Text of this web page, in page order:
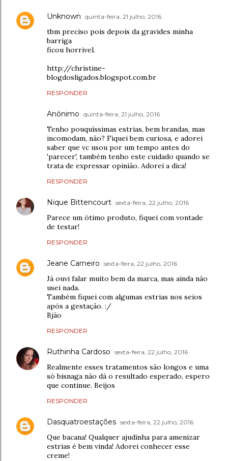
Unknown quinta-feira, 21 julho, 2016
tbm preciso pois depois da gravides minha
barriga
ficou horrivel.
http://christine-
blogdosligados.blogspot.com.br
RESPONDER
Anônimo quinta-feira, 21 julho, 2016
Tenho pouquíssimas estrias, bem brandas, mas
incomodam, não? Fiquei bem curiosa, e adorei
saber que vc usou por um tempo antes do
'parecer', também tenho este cuidado quando se
trata de expressar opinião. Adorei a dica!
RESPONDER
Nique Bittencourt sexta-feira, 22 julho, 2016
Parece um ótimo produto, fiquei com vontade
de testar!
RESPONDER
Jeane Carneiro sexta-feira, 22 julho, 2016
Já ouvi falar muito bem da marca, mas ainda não
usei nada.
Também fiquei com algumas estrias nos seios
após a gestação. :/
Bjão
RESPONDER
Ruthinha Cardoso sexta-feira, 22 julho, 2016
Realmente esses tratamentos são longos e uma
só bisnaga não dá o resultado esperado, espero
que continue. Beijos
RESPONDER
Dasquatroestações sexta-feira, 22 julho, 2016
Que bacana! Qualquer ajudinha para amenizar
estrias é bem vinda! Adorei conhecer esse
creme!